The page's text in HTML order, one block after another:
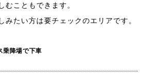
むこともできます。
みたい方は要チェックのエリアです。
乗降場で下車